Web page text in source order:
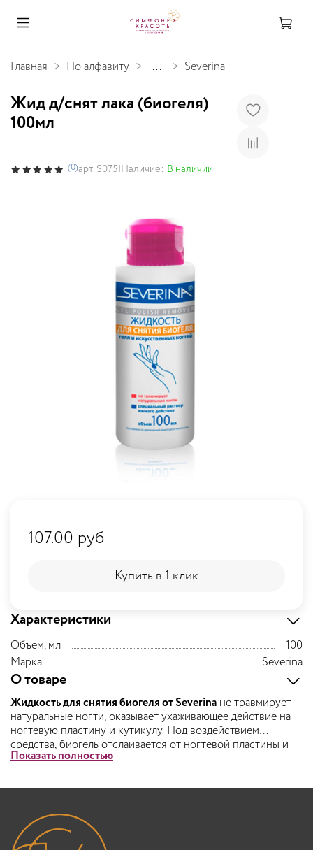
Главная По алфавиту ... Severina
Жид д/снят лака (биогеля)
100мл
(0)арт.S0751Наличие: В наличии
Характеристики
Объем, мл
100
Марка
Severina
О товаре
Жидкость для снятия биогеля от Severina не травмирует
натуральные ногти, оказывает ухаживающее действие на
ногтевую пластину и кутикулу. Под воздействием
средства, биогель отслаивается от ногтевой пластины и
снимается без усилий. Ногти защищены от механического
Способ применения:Нанесите средство на ватный диск,
минут снимите ватный диск и удалите размягченный
биогель при помощи апельсиновой палочки или пушера.
Показать полностью
107.00 руб
Купить в 1 клик
Купить в 1 клик